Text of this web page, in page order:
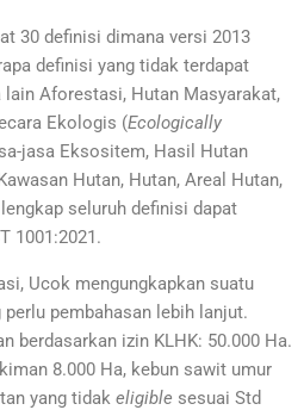
30 definisi dimana versi 2013
definisi yang tidak terdapat
lain Aforestasi, Hutan Masyarakat,
Ekologis (Ecologically
jasa Eksositem, Hasil Hutan
Hutan, Hutan, Areal Hutan,
seluruh definisi dapat
1001:2021.
Ucok mengungkapkan suatu
pembahasan lebih lanjut.
berdasarkan izin KLHK: 50.000 Ha.
8.000 Ha, kebun sawit umur
yang tidak eligible sesuai Std